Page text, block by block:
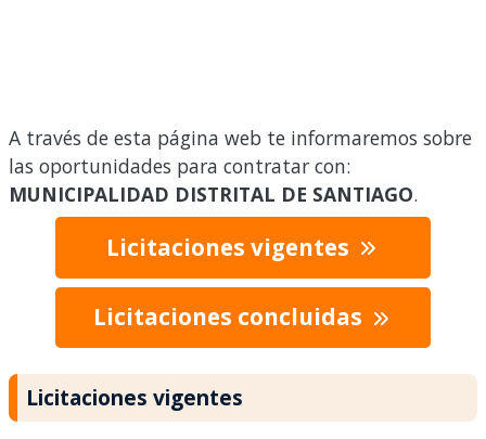
A través de esta página web te informaremos sobre
las oportunidades para contratar con:
MUNICIPALIDAD DISTRITAL DE SANTIAGO.
Licitaciones vigentes
Licitaciones concluidas
Licitaciones vigentes